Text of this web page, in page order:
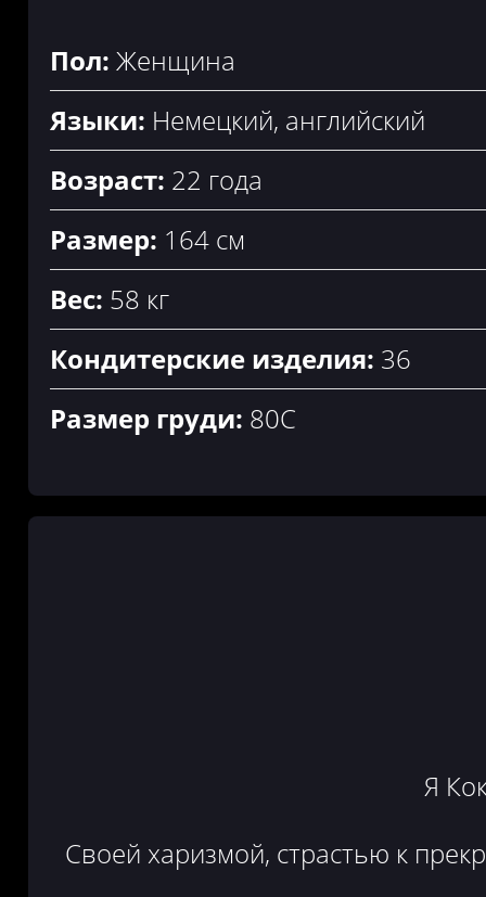
Пол: Женщина
Языки: Немецкий, английский
Возраст: 22 года
Размер: 164 см
Вес: 58 кг
Кондитерские изделия: 36
Размер груди: 80C
Я
Своей харизмой, страстью к